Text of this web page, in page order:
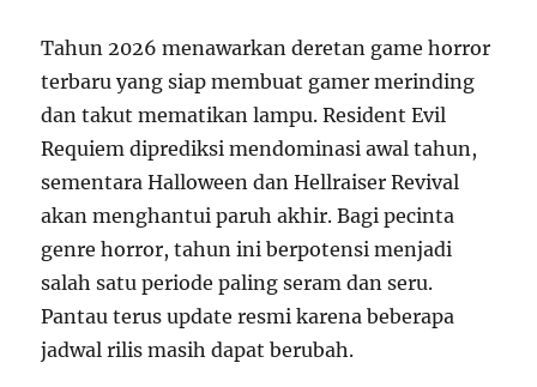
Tahun 2026 menawarkan deretan game horror
terbaru yang siap membuat gamer merinding
dan takut mematikan lampu. Resident Evil
Requiem diprediksi mendominasi awal tahun,
sementara Halloween dan Hellraiser Revival
akan menghantui paruh akhir. Bagi pecinta
genre horror, tahun ini berpotensi menjadi
salah satu periode paling seram dan seru.
Pantau terus update resmi karena beberapa
jadwal rilis masih dapat berubah.